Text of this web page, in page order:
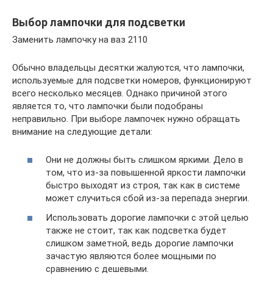
Выбор лампочки для подсветки
Заменить лампочку на ваз 2110
Обычно владельцы десятки жалуются, что лампочки,
используемые для подсветки номеров, функционируют
всего несколько месяцев. Однако причиной этого
является то, что лампочки были подобраны
неправильно. При выборе лампочек нужно обращать
внимание на следующие детали:
Они не должны быть слишком яркими. Дело в
том, что из-за повышенной яркости лампочки
быстро выходят из строя, так как в системе
может случиться сбой из-за перепада энергии.
Использовать дорогие лампочки с этой целью
также не стоит, так как подсветка будет
слишком заметной, ведь дорогие лампочки
зачастую являются более мощными по
сравнению с дешевыми.